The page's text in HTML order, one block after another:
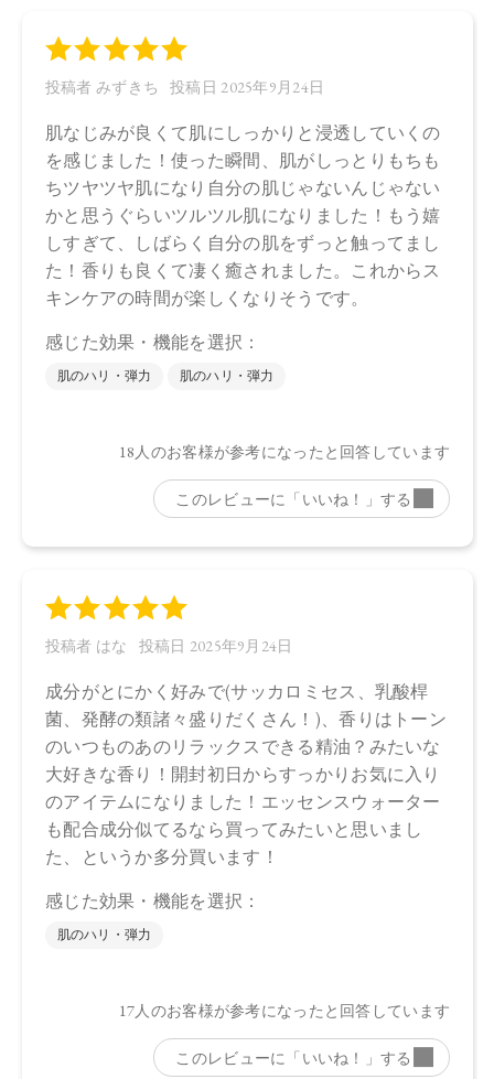
商品によっては、お届けまで１～２週間かかる場合がござい
ますので予めご了承ください。
合がございます。
●パッケージのリニューアル等の理由により、成分・処方が記
載と異なる場合がございます。
●予告なくパッケージ仕様が変更になる場合がございます。